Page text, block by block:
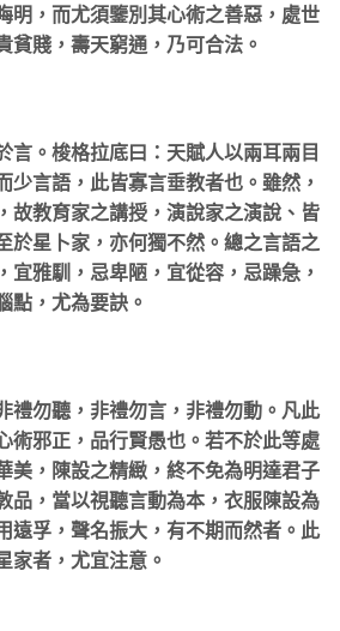
明，而尤須鑒別其心術之善惡，處世
貧賤，壽天窮通，乃可合法。
言。梭格拉底曰：天賦人以兩耳兩目
少言語，此皆寡言垂教者也。雖然，
故教育家之講授，演說家之演說、皆
於星卜家，亦何獨不然。總之言語之
宜雅馴，忌卑陋，宜從容，忌躁急，
點，尤為要訣。
禮勿聽，非禮勿言，非禮勿動。凡此
術邪正，品行賢愚也。若不於此等處
美，陳設之精緻，終不免為明達君子
品，當以視聽言動為本，衣服陳設為
遠孚，聲名振大，有不期而然者。此
家者，尤宜注意。